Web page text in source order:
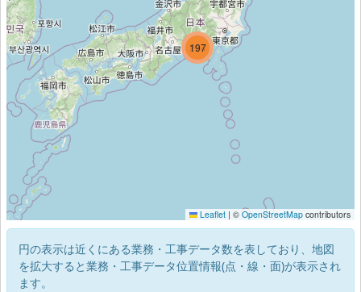
3
214
197
Leaflet | © OpenStreetMap contributors
円の表示は近くにある業務・工事データ数を表しており、地図
を拡大すると業務・工事データ位置情報(点・線・面)が表示され
ます。